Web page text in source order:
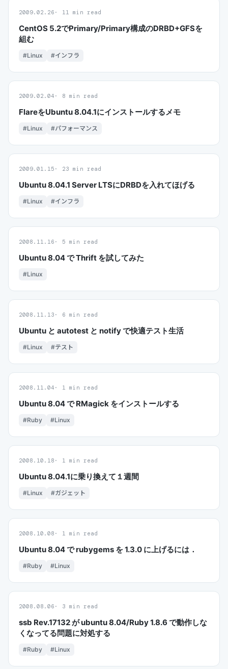
2009.02.26 11 min read
CentOS 5.2でPrimary/Primary構成のDRBD+GFSを
組む
#Linux #インフラ
2009.02.04 8 min read
FlareをUbuntu 8.04.1にインストールするメモ
#Linux #パフォーマンス
2009.01.15 23 min read
Ubuntu 8.04.1 Server LTSにDRBDを入れてほげる
#Linux #インフラ
2008.11.16 5 min read
Ubuntu 8.04 で Thrift を試してみた
#Linux
2008.11.13 6 min read
Ubuntu と autotest と notify で快適テスト生活
#Linux #テスト
2008.11.04 1 min read
Ubuntu 8.04 で RMagick をインストールする
#Ruby #Linux
2008.10.18 1 min read
Ubuntu 8.04.1に乗り換えて１週間
#Linux #ガジェット
2008.10.08 1 min read
Ubuntu 8.04 で rubygems を 1.3.0 に上げるには．
#Ruby #Linux
2008.08.06 3 min read
ssb Rev.17132 が ubuntu 8.04/Ruby 1.8.6 で動作しな
くなってる問題に対処する
#Ruby #Linux